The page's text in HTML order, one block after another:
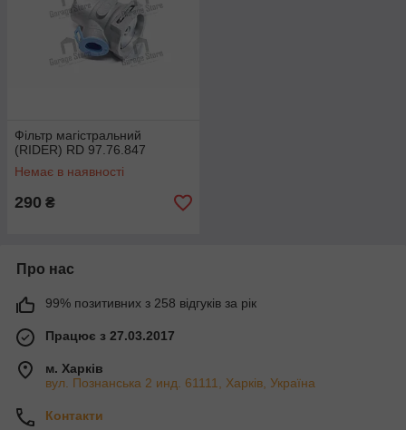
Фільтр магістральний
(RIDER) RD 97.76.847
Немає в наявності
290 ₴
Про нас
99% позитивних з 258 відгуків за рік
Працює з 27.03.2017
м. Харків
вул. Познанська 2 инд. 61111, Харків, Україна
Контакти